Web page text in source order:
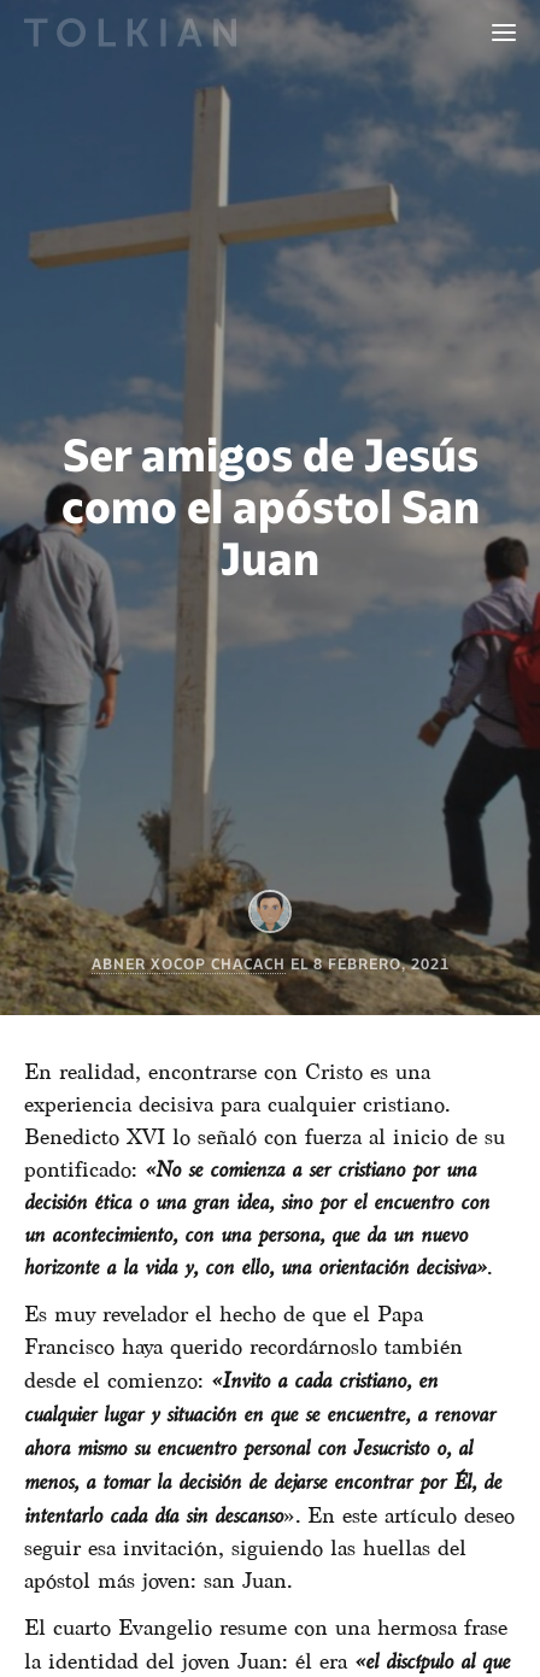
Ser amigos de Jesús
como el apóstol San
Juan
ABNER XOCOP CHACACH EL8 FEBRERO, 2021
En realidad, encontrarse con Cristo es una
experiencia decisiva para cualquier cristiano.
Benedicto XVI lo señaló con fuerza al inicio de su
pontificado: «No se comienza a ser cristiano por una
decisión ética o una gran idea, sino por el encuentro con
un acontecimiento, con una persona, que da un nuevo
horizonte a la vida y, con ello, una orientación decisiva».
Es muy revelador el hecho de que el Papa
Francisco haya querido recordárnoslo también
desde el comienzo: «Invito a cada cristiano, en
cualquier lugar y situación en que se encuentre, a renovar
ahora mismo su encuentro personal con Jesucristo o, al
menos, a tomar la decisión de dejarse encontrar por Él, de
intentarlo cada día sin descanso». En este artículo deseo
seguir esa invitación, siguiendo las huellas del
apóstol más joven: san Juan.
El cuarto Evangelio resume con una hermosa frase
la identidad del joven Juan: él era «el discípulo al que